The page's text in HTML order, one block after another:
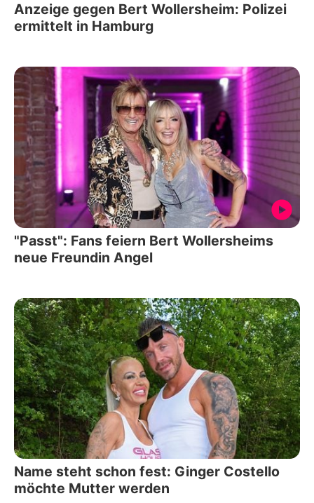
Anzeige gegen Bert Wollersheim: Polizei
ermittelt in Hamburg
"Passt": Fans feiern Bert Wollersheims
neue Freundin Angel
Name steht schon fest: Ginger Costello
möchte Mutter werden